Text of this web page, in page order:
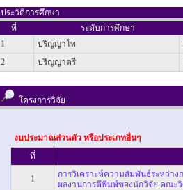
ประวัติการศึกษา
ที่
ระดับการศึกษา
1
ปริญญาโท
2
ปริญญาตรี
โครงการวิจัย
งบประมาณส่วนตัว หรือประเภทอื่นๆ
ที่
1
การวิเคราะห์ความสัมพันธ์ระหว่าง
ผลงานการตีพิมพ์ของนักวิจัย คณะ